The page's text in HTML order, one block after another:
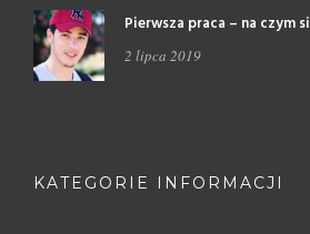
Pierwsza praca – na czym
2 lipca 2019
KATEGORIE INFORMACJI